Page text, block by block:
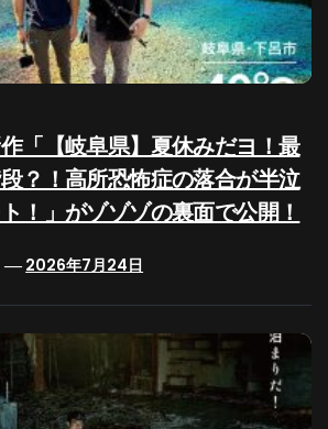
作「【岐阜県】夏休みだヨ！最
？！高所恐怖症の落合が半泣
！」がゾゾゾの裏面で公開！
2026年7月24日